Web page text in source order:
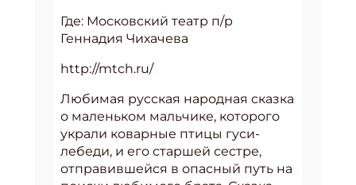
Где: Московский театр п/р
Геннадия Чихачева
http://mtch.ru/
Любимая русская народная сказка
о маленьком мальчике, которого
украли коварные птицы гуси-
лебеди, и его старшей сестре,
отправившейся в опасный путь на